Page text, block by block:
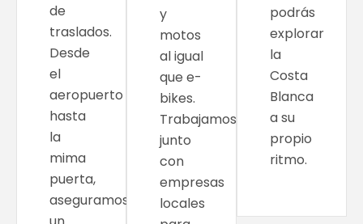
de
traslados.
Desde
el
aeropuerto
hasta
la
mima
puerta,
aseguramos
y
motos
al igual
que e-
bikes.
Trabajamos
junto
con
empresas
locales
podrás
explorar
la
Costa
Blanca
a su
propio
ritmo.